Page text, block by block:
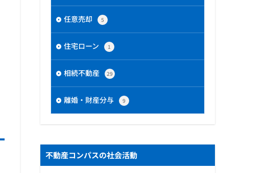
任意売却 5
住宅ローン 1
相続不動産 29
離婚・財産分与 9
不動産コンパスの社会活動